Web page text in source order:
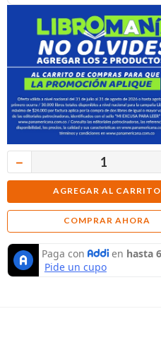
－
AGREGAR AL CARRITO
COMPRAR AHORA